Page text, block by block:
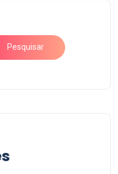
Pesquisar